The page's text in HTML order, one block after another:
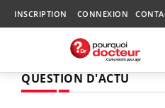
INSCRIPTION CONNEXION
QUESTION D'ACTU